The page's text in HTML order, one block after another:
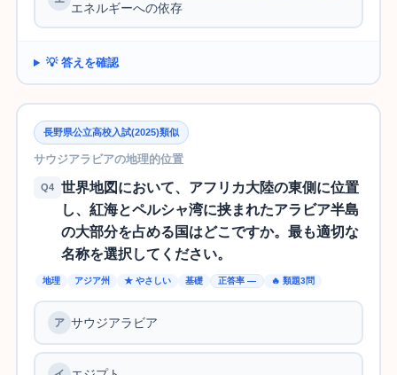
エネルギーへの依存
💡 答えを確認
長野県公立高校入試(2025)類似
サウジアラビアの地理的位置
Q4
世界地図において、アフリカ大陸の東側に位置
し、紅海とペルシャ湾に挟まれたアラビア半島
の大部分を占める国はどこですか。最も適切な
名称を選択してください。
地理 アジア州 ★ やさしい 基礎 正答率 — 🔥 類題3問
サウジアラビア